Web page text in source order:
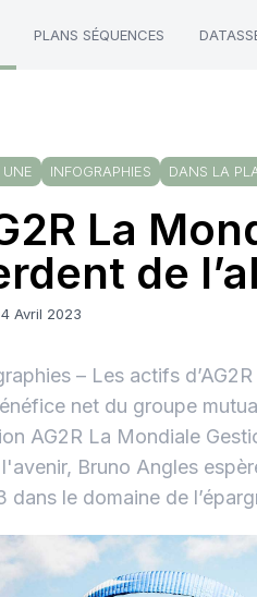
PLANS SÉQUENCES
INFOGRAPHIES DANS LA
La
de
Avril 2023
– Les actifs
net du groupe
AG2R La Mondiale
Bruno Angles
dans le domaine de